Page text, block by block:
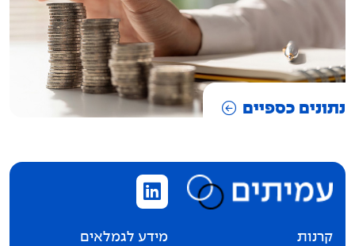
נתונים כספיים
קרנות מידע לגמלאים